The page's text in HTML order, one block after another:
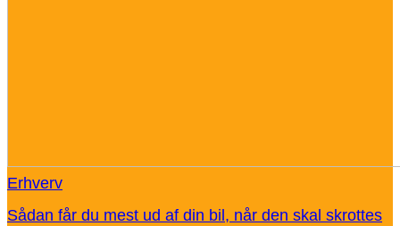
Erhverv
Sådan får du mest ud af din bil, når den skal skrottes